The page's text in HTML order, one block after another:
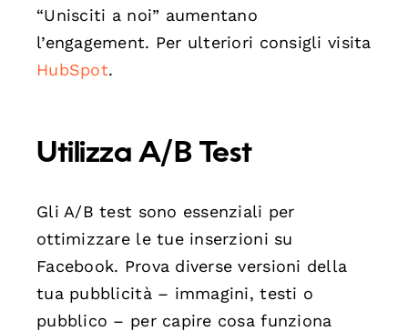
“Unisciti a noi” aumentano
l’engagement. Per ulteriori consigli visita
HubSpot.
Utilizza A/B Test
Gli A/B test sono essenziali per
ottimizzare le tue inserzioni su
Facebook. Prova diverse versioni della
tua pubblicità – immagini, testi o
pubblico – per capire cosa funziona